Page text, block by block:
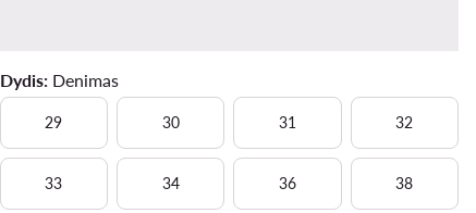
Dydis: Denimas
29 30 31 32
33 34 36 38